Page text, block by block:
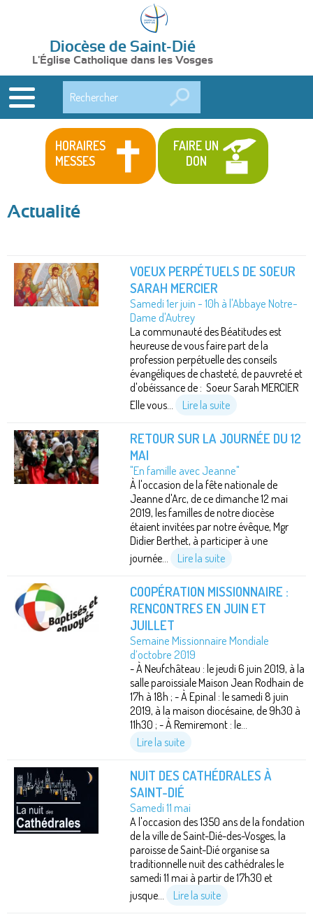
Diocèse de Saint-Dié
L'Église Catholique dans les Vosges
HORAIRES
MESSES
FAIRE UN
DON
Actualité
VOEUX PERPÉTUELS DE SOEUR
SARAH MERCIER
Samedi 1er juin - 10h à l'Abbaye Notre-
Dame d'Autrey
La communauté des Béatitudes est
heureuse de vous faire part de la
profession perpétuelle des conseils
évangéliques de chasteté, de pauvreté et
d'obéissance de : Soeur Sarah MERCIER
Elle vous...
Lire la suite
RETOUR SUR LA JOURNÉE DU 12
MAI
"En famille avec Jeanne"
À l'occasion de la fête nationale de
Jeanne d'Arc, de ce dimanche 12 mai
2019, les familles de notre diocèse
étaient invitées par notre évêque, Mgr
Didier Berthet, à participer à une
journée...
Lire la suite
COOPÉRATION MISSIONNAIRE :
RENCONTRES EN JUIN ET
JUILLET
Semaine Missionnaire Mondiale
d’octobre 2019
- À Neufchâteau : le jeudi 6 juin 2019, à la
salle paroissiale Maison Jean Rodhain de
17h à 18h ; - À Epinal : le samedi 8 juin
2019, à la maison diocésaine, de 9h30 à
11h30 ; - À Remiremont : le...
Lire la suite
NUIT DES CATHÉDRALES À
SAINT-DIÉ
Samedi 11 mai
A l'occasion des 1350 ans de la fondation
de la ville de Saint-Dié-des-Vosges, la
paroisse de Saint-Dié organise sa
traditionnelle nuit des cathédrales le
samedi 11 mai à partir de 17h30 et
jusque...
Lire la suite